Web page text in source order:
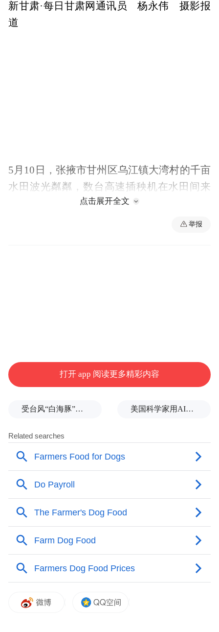
新甘肃·每日甘肃网通讯员 杨永伟 摄影报
道
5月10日，张掖市甘州区乌江镇大湾村的千亩
水田波光粼粼，数台高速插秧机在水田间来
回穿梭，吐出嫩绿的秧苗，宛如为大地织就
翠绿锦缎。农机手熟练操控机械，一行行秧
当前正值水稻插秧黄金期，全镇2000多亩高
声，智能插秧机以日均50亩的速度推进作
植、科学化管理的“双轮驱动”，为秋粮丰收
铺就坚实道路，也为乡村振兴注入强劲动
点击展开全文
举报
打开 app 阅读更多精彩内容
受台风“白海豚”影响，福建沿海40条航线停航 美国科学家用AI设计出新病毒